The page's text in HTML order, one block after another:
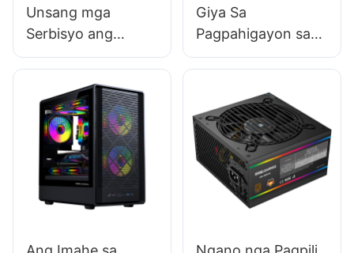
Unsang mga
Serbisyo ang
Kinahanglan nga
Kasaligan nga
Supplier sa Kaso sa
PC?
Giya Sa
Pagpahigayon sa
Market Research